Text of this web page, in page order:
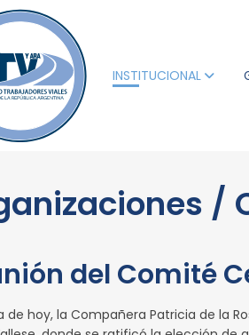
INSTITUCIONAL
/
del Comité
de hoy, la Compañera Patricia de la